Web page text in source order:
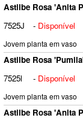
Astilbe Rosa 'Anita
7525J
- Disponível
Jovem planta em vaso
Astilbe Rosa
7525l
- Disponível
Jovem planta em vaso
Astilbe Rosa 'Anita